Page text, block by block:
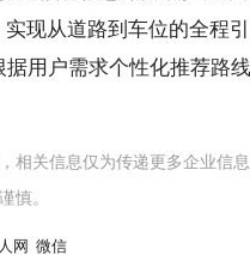
现从道路到车位的全程
用户需求个性化推荐路
相关信息仅为传递更多企业信
慎。
网 微信